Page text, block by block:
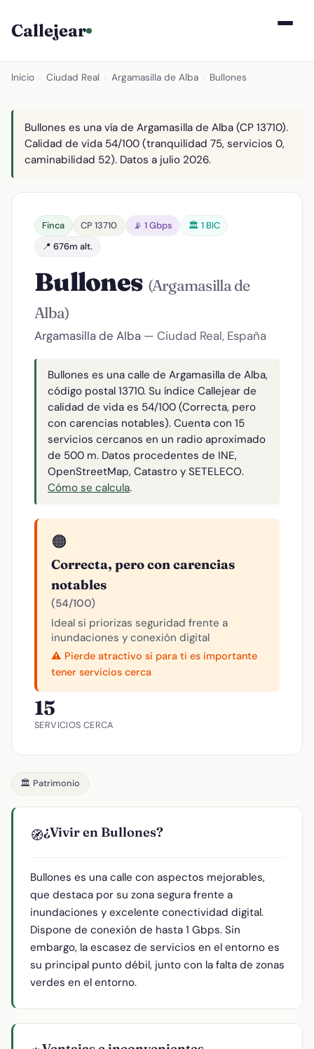
Callejear
Inicio Ciudad Real Argamasilla de Alba Bullones
Bullones es una vía de Argamasilla de Alba (CP 13710).
Calidad de vida 54/100 (tranquilidad 75, servicios 0,
caminabilidad 52). Datos a julio 2026.
Finca CP 13710 📡 1 Gbps
🏛️ 1 BIC
📍 676m alt.
Bullones (Argamasilla de
Alba)
Argamasilla de Alba — Ciudad Real, España
Bullones es una calle de Argamasilla de Alba,
código postal 13710. Su índice Callejear de
calidad de vida es 54/100 (Correcta, pero
con carencias notables). Cuenta con 15
servicios cercanos en un radio aproximado
de 500 m. Datos procedentes de INE,
OpenStreetMap, Catastro y SETELECO.
Cómo se calcula.
🟠
Correcta, pero con carencias
notables
(54/100)
Ideal si priorizas seguridad frente a
inundaciones y conexión digital
⚠️ Pierde atractivo si para ti es importante
tener servicios cerca
15
SERVICIOS CERCA
🏛️ Patrimonio
🧭¿Vivir en Bullones?
Bullones es una calle con aspectos mejorables,
que destaca por su zona segura frente a
inundaciones y excelente conectividad digital.
Dispone de conexión de hasta 1 Gbps. Sin
embargo, la escasez de servicios en el entorno es
su principal punto débil, junto con la falta de zonas
verdes en el entorno.